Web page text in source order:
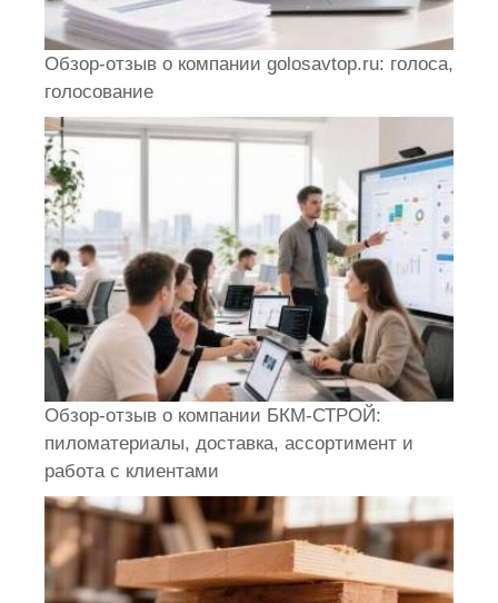
Обзор-отзыв о компании golosavtop.ru: голоса,
голосование
Обзор-отзыв о компании БКМ-СТРОЙ:
пиломатериалы, доставка, ассортимент и
работа с клиентами